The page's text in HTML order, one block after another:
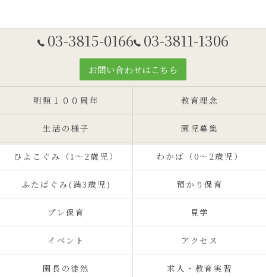
03-3815-0166 03-3811-1306
お問い合わせはこちら
明照１００周年 教育理念
生活の様子 園児募集
ひよこぐみ（1〜2歳児） わかば（0～2歳児）
ふたばぐみ(満3歳児) 預かり保育
プレ保育 見学
イベント アクセス
園長の徒然 求人・教育実習